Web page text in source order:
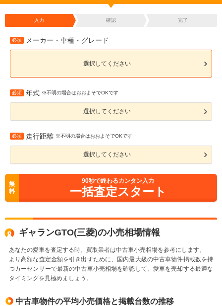
入力 確認 完了
必須 メーカー・車種・グレード
選択してください
必須 年式 ※不明の場合はおおよそでOKです
選択してください
必須 走行距離 ※不明の場合はおおよそでOKです
選択してください
無
料
90秒で終わるカンタン入力
一括査定スタート
ギャランGTO(三菱)の小売相場情報
あなたの愛車を査定する時、買取業者は中古車小売相場を参考にします。
より高額な査定金額を引き出すために、国内最大級の中古車物件掲載数を持
つカーセンサーで最新の中古車小売相場を確認して、愛車を売却する最適な
タイミングを見極めましょう。
中古車物件の平均小売価格と掲載台数の推移